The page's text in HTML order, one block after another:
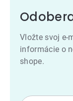
Vložte svoj e-
informácie o
shope.